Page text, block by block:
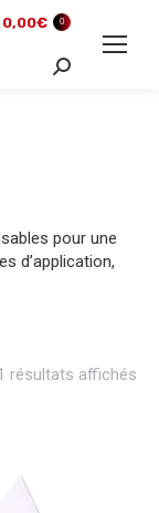
0,00€ 0
Recherche
pour une
d’application,
résultats affichés